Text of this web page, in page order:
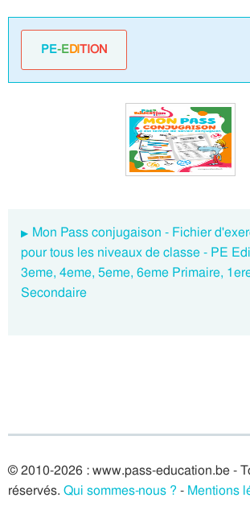
PE-EDITION
Mon Pass conjugaison - Fichier
pour tous les niveaux de classe - PE
3eme, 4eme, 5eme, 6eme Primaire,
Secondaire
© 2010-2026 : www.pass-education.be -
réservés. Qui sommes-nous ? - Mentions